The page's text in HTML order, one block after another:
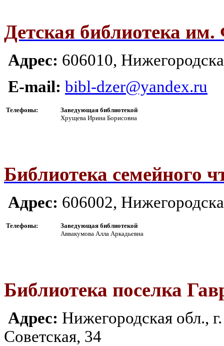
Детская библиотека
Адрес: 606010, Ни
E-mail: bibl-dzer@yandex.ru
Телефоны:
Заведующая библиотекой
Хрущева Ирина Борисовна
Библиотека семейного
Адрес: 606002, Ни
Телефоны:
Заведующая библиотекой
Аввакумова Алла Аркадьевна
Библиотека поселка
Адрес: Нижегородская обл.,
Советская, 34